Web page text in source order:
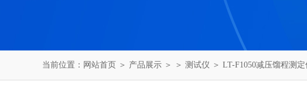
当前位置： 网站首页 ＞ 产品展示 ＞ ＞ 测试仪 ＞ LT-F1050减压馏程测